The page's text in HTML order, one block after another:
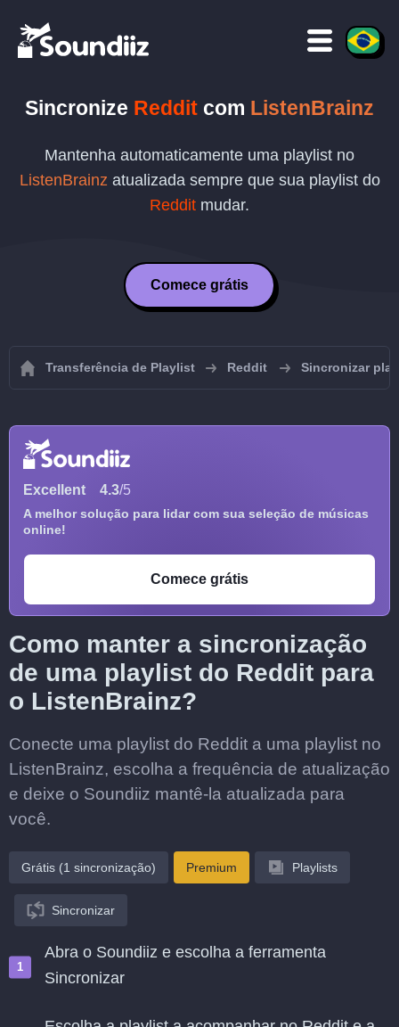
Sincronize Reddit com ListenBrainz
Mantenha automaticamente uma playlist no
ListenBrainz atualizada sempre que sua playlist do
Reddit mudar.
Comece grátis
Transferência de Playlist Reddit Sincronizar
Excellent 4.3/5
A melhor solução para lidar com sua seleção de músicas
online!
Comece grátis
Como manter a sincronização
de uma playlist do Reddit para
o ListenBrainz?
Conecte uma playlist do Reddit a uma playlist no
ListenBrainz, escolha a frequência de atualização
e deixe o Soundiiz mantê-la atualizada para
você.
Grátis (1 sincronização) Premium Playlists
Sincronizar
Abra o Soundiiz e escolha a ferramenta
Sincronizar